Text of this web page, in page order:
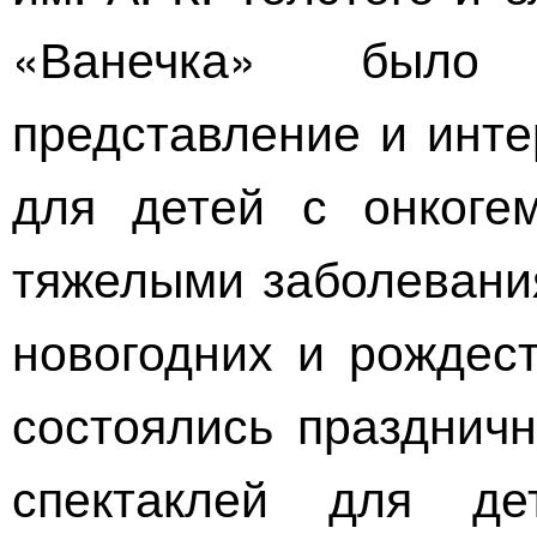
«Ванечка» было
представление и
для детей с
тяжелыми
новогодних и
состоялись
спектаклей для